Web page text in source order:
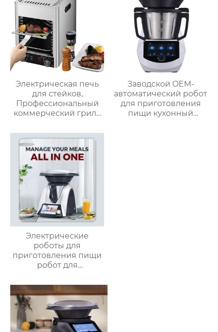
Электрическая печь
для стейков,
Профессиональный
коммерческий гриль
столешнице, 10-
слойный гриль,
Постоянная
температура 800℃,
Нержавеющая сталь
Заводской OEM-
автоматический робот
для приготовления
пищи кухонный
Электрические
роботы для
приготовления пищи
робот для
кухня Китай
высокоскоростной
супница кухонный
комбайн кухонная
техника Термомиксер